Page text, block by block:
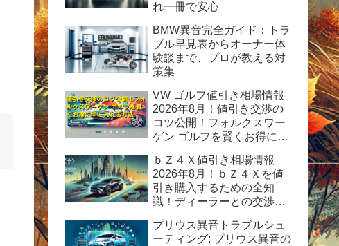
れ一冊で安心
BMW異音完全ガイド：トラ
ブル早見表からオーナー体
験談まで、プロが教える対
策集
VW ゴルフ値引き相場情報
2026年8月！値引き交渉の
コツ公開！フォルクスワー
ゲン ゴルフを賢くお得に手
ｂＺ４Ｘ値引き相場情報
2026年8月！ｂＺ４Ｘを値
引き購入するための全知
識！ディーラーとの交渉術
完全ガイド
プリウス異音トラブルシュ
ーティング: プリウス異音の